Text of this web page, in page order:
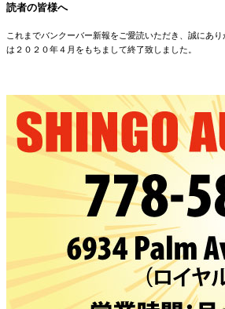
読者の皆様へ
これまでバンクーバー新報をご愛読いただき、誠にあ
は２０２０年４月をもちまして終了致しました。